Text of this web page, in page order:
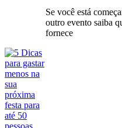
Se você está
outro evento saiba
fornece